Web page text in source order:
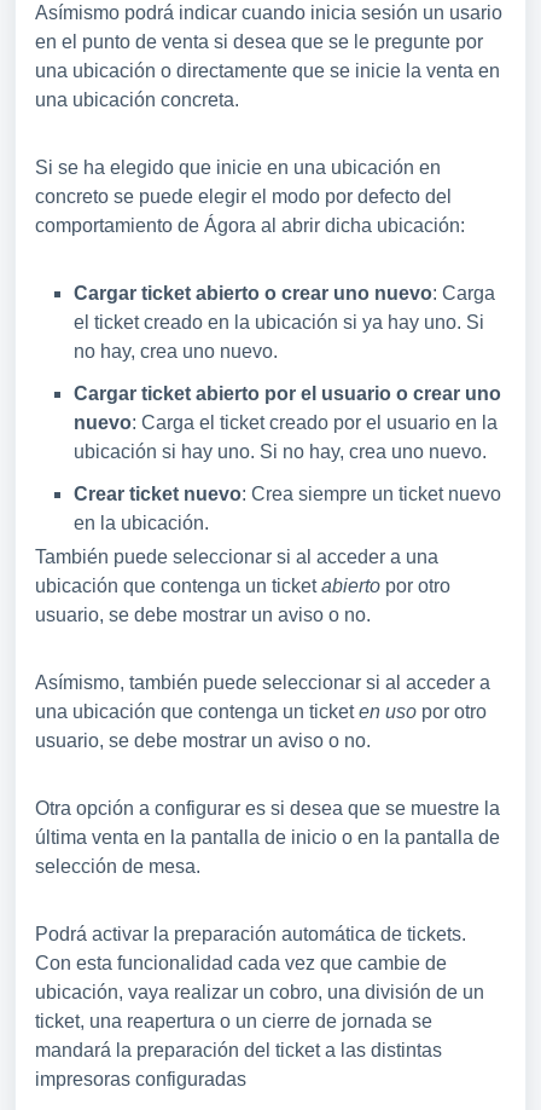
Asímismo podrá indicar cuando inicia sesión un usario
en el punto de venta si desea que se le pregunte por
una ubicación o directamente que se inicie la venta en
una ubicación concreta.
Si se ha elegido que inicie en una ubicación en
concreto se puede elegir el modo por defecto del
comportamiento de Ágora al abrir dicha ubicación:
Cargar ticket abierto o crear uno nuevo: Carga
el ticket creado en la ubicación si ya hay uno. Si
no hay, crea uno nuevo.
Cargar ticket abierto por el usuario o crear uno
nuevo: Carga el ticket creado por el usuario en la
ubicación si hay uno. Si no hay, crea uno nuevo.
Crear ticket nuevo: Crea siempre un ticket nuevo
en la ubicación.
También puede seleccionar si al acceder a una
ubicación que contenga un ticketabierto por otro
usuario, se debe mostrar un aviso o no.
Asímismo, también puede seleccionar si al acceder a
una ubicación que contenga un ticketen uso por otro
usuario, se debe mostrar un aviso o no.
Otra opción a configurar es si desea que se muestre la
última venta en la pantalla de inicio o en la pantalla de
selección de mesa.
Podrá activar la preparación automática de tickets.
Con esta funcionalidad cada vez que cambie de
ubicación, vaya realizar un cobro, una división de un
ticket, una reapertura o un cierre de jornada se
mandará la preparación del ticket a las distintas
impresoras configuradas